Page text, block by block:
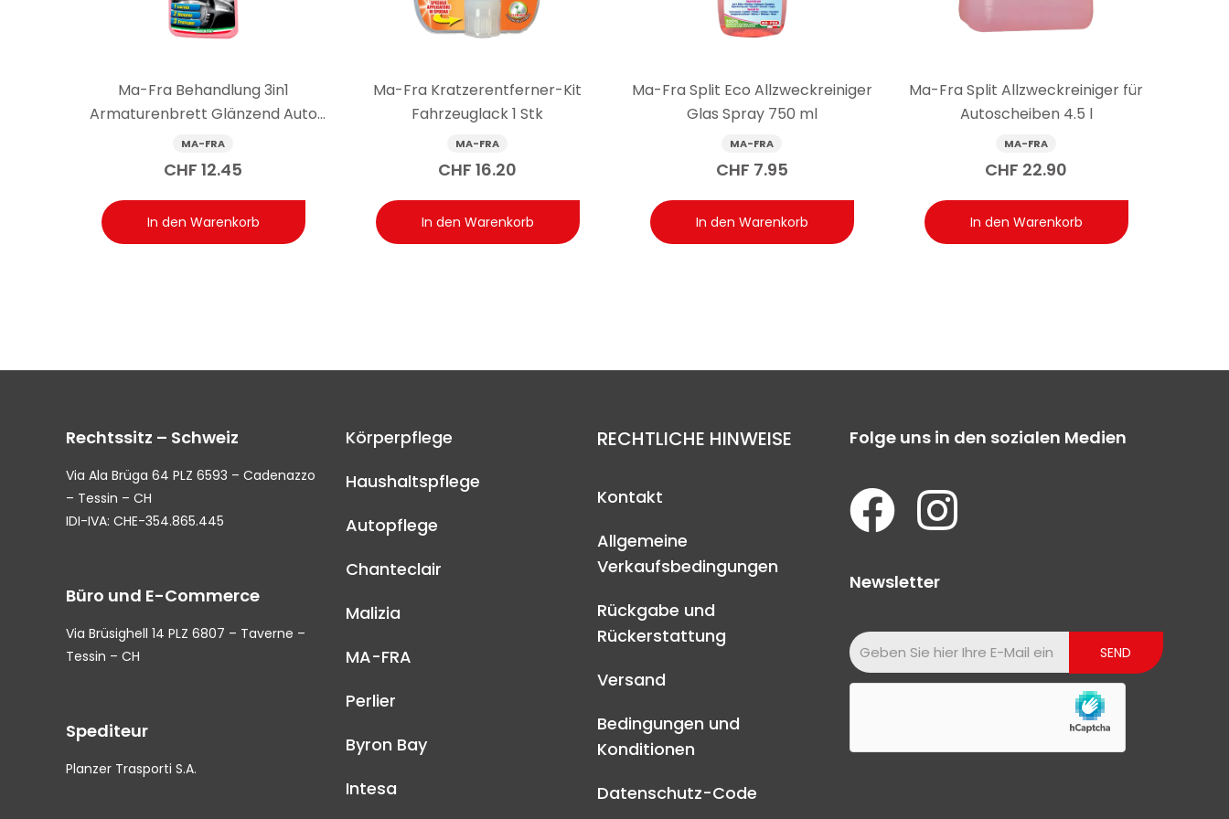
Ma-Fra Behandlung 3in1
Armaturenbrett Glänzend Auto
500 ml
MA-FRA
CHF 12.45
In den Warenkorb
Ma-Fra Kratzerentferner-Kit
Fahrzeuglack 1 Stk
MA-FRA
CHF 16.20
In den Warenkorb
Ma-Fra Split Eco Allzweckreiniger
Glas Spray 750 ml
MA-FRA
CHF 7.95
In den Warenkorb
Ma-Fra Split Allzweckreiniger für
Autoscheiben 4.5 l
MA-FRA
CHF 22.90
In den Warenkorb
Rechtssitz – Schweiz
Via Ala Brüga 64 PLZ 6593 – Cadenazzo
– Tessin – CH
IDI-IVA: CHE-354.865.445
Büro und E-Commerce
Via Brüsighell 14 PLZ 6807 – Taverne –
Tessin – CH
Spediteur
Planzer Trasporti S.A.
Körperpflege
Haushaltspflege
Autopflege
Chanteclair
Malizia
MA-FRA
Perlier
Byron Bay
Intesa
RECHTLICHE HINWEISE
Kontakt
Allgemeine
Verkaufsbedingungen
Rückgabe und
Rückerstattung
Versand
Bedingungen und
Konditionen
Datenschutz-Code
Folge uns in den sozialen Medien
Newsletter